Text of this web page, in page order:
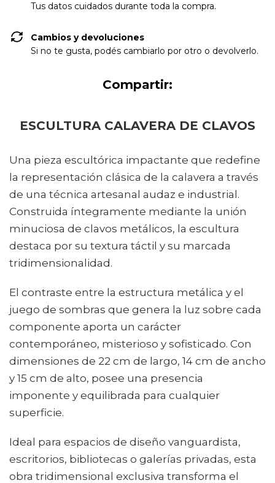
Tus datos cuidados durante toda la compra.
Cambios y devoluciones
Si no te gusta, podés cambiarlo por otro o devolverlo.
Compartir:
ESCULTURA CALAVERA DE CLAVOS
Una pieza escultórica impactante que redefine
la representación clásica de la calavera a través
de una técnica artesanal audaz e industrial.
Construida íntegramente mediante la unión
minuciosa de clavos metálicos, la escultura
destaca por su textura táctil y su marcada
tridimensionalidad.
El contraste entre la estructura metálica y el
juego de sombras que genera la luz sobre cada
componente aporta un carácter
contemporáneo, misterioso y sofisticado. Con
dimensiones de 22 cm de largo, 14 cm de ancho
y 15 cm de alto, posee una presencia
imponente y equilibrada para cualquier
superficie.
Ideal para espacios de diseño vanguardista,
escritorios, bibliotecas o galerías privadas, esta
obra tridimensional exclusiva transforma el